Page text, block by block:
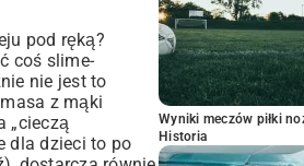
pod ręką?
coś slime-
nie jest to
z mąki
„cieczą
dla dzieci to po
Wyniki meczów piłki
Historia